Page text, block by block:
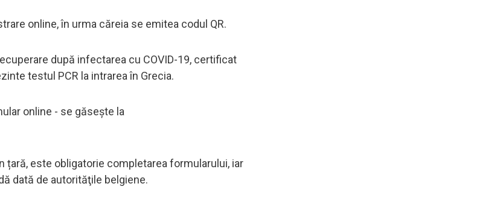
online, în urma căreia se emitea codul QR.
după infectarea cu COVID-19, certificat
testul PCR la intrarea în Grecia.
online - se găseşte la
țară, este obligatorie completarea formularului, iar
dată de autorităţile belgiene.